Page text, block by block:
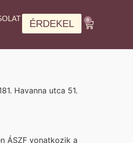
ÉRDEKEL 0
Havanna utca 51.
ÁSZF vonatkozik a